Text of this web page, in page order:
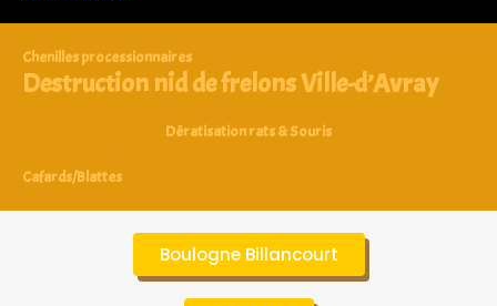
Chenilles processionnaires
Destruction nid de frelons Ville-d’Avray
Dératisation rats & Souris
Cafards/Blattes
Boulogne Billancourt